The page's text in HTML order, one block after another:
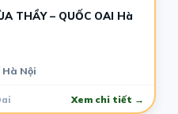
THẦY – QUỐC OAI Hà
Nội
Xem chi tiết →